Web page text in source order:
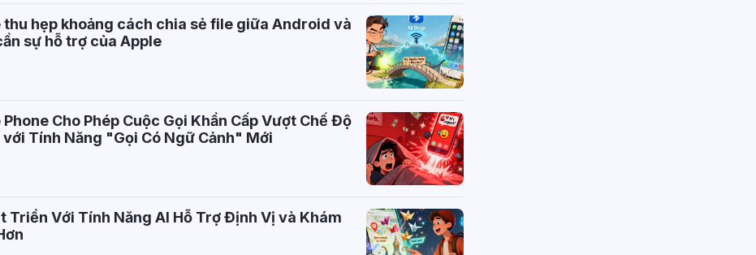
thu hẹp khoảng cách chia sẻ file giữa Android và
sự hỗ trợ của Apple
Cho Phép Cuộc Gọi Khẩn Cấp Vượt Chế Độ
với Tính Năng "Gọi Có Ngữ Cảnh" Mới
Triển Với Tính Năng AI Hỗ Trợ Định Vị và Khám